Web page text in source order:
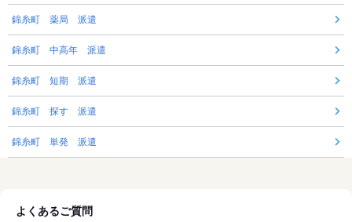
錦糸町 薬局 派遣
錦糸町 中高年 派遣
錦糸町 短期 派遣
錦糸町 探す 派遣
錦糸町 単発 派遣
よくあるご質問